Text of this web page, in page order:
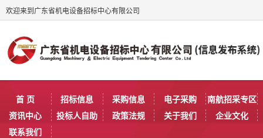
欢迎来到广东省机电设备招标中心有限公司
首 页 招标信息 采购信息 电子采购
南航招采专区
资讯中心
投标人自助 政策法规 关于我们
企业文化
联系我们